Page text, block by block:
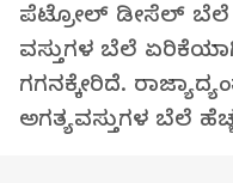
ಪೆಟ್ರೋಲ್ ಡೀಸೆಲ್ ಬೆಲೆ
ವಸ್ತುಗಳ ಬೆಲೆ
ಗಗನಕ್ಕೇರಿದೆ.
ಅಗತ್ಯವಸ್ತುಗಳ ಬೆಲೆ